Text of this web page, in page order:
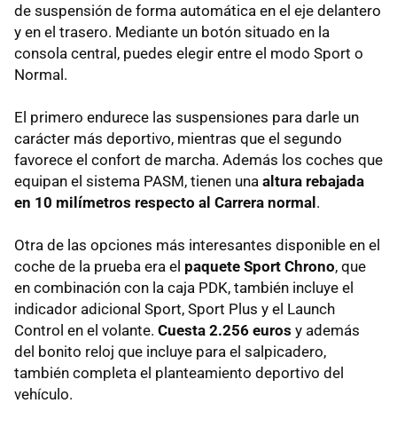
de suspensión de forma automática en el eje delantero
y en el trasero. Mediante un botón situado en la
consola central, puedes elegir entre el modo Sport o
Normal.
El primero endurece las suspensiones para darle un
carácter más deportivo, mientras que el segundo
favorece el confort de marcha. Además los coches que
equipan el sistema PASM, tienen una altura rebajada
en 10 milímetros respecto al Carrera normal .
Otra de las opciones más interesantes disponible en el
coche de la prueba era el paquete Sport Chrono, que
en combinación con la caja PDK, también incluye el
indicador adicional Sport, Sport Plus y el Launch
Control en el volante. Cuesta 2.256 euros y además
del bonito reloj que incluye para el salpicadero,
también completa el planteamiento deportivo del
vehículo.